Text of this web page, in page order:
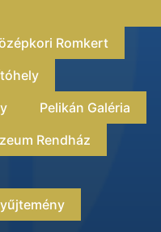
Romkert
Pelikán Galéria
Rendház